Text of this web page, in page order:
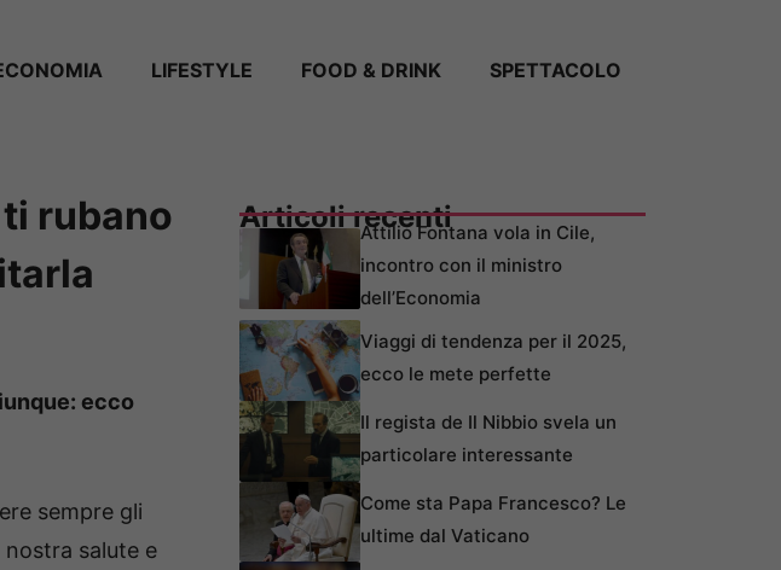
LIFESTYLE FOOD & DRINK SPETTACOLO
rubano
ecco
sempre gli
salute e
Articoli recentiAttilio Fontana vola in Cile,
incontro con il ministro
dell’Economia
Viaggi di tendenza per il 2025,
ecco le mete perfette
Il regista de Il Nibbio svela un
particolare interessante
Come sta Papa Francesco? Le
ultime dal Vaticano